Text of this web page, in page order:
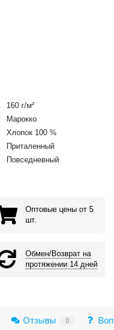
160 г/м²
Марокко
Хлопок 100 %
Приталенный
Повседневный
Оптовые цены от 5
шт.
Обмен/Возврат на
протяжении 14 дней
Отзывы 0